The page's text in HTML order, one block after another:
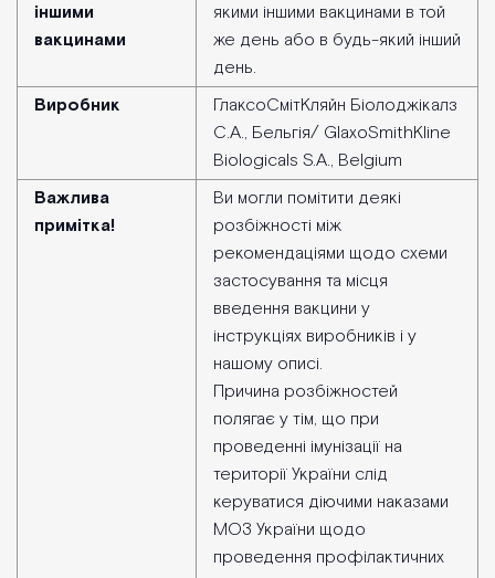
іншими
вакцинами
якими іншими вакцинами в той
же день або в будь-який інший
день.
Виробник
ГлаксоСмітКляйн Біолоджікалз
С.А., Бельгія/ GlaxoSmithKline
Biologicals S.A., Belgium
Важлива
примітка!
Ви могли помітити деякі
розбіжності між
рекомендаціями щодо схеми
застосування та місця
введення вакцини у
інструкціях виробників і у
нашому описі.
Причина розбіжностей
полягає у тім, що при
проведенні імунізації на
території України слід
керуватися діючими наказами
МОЗ України щодо
проведення профілактичних